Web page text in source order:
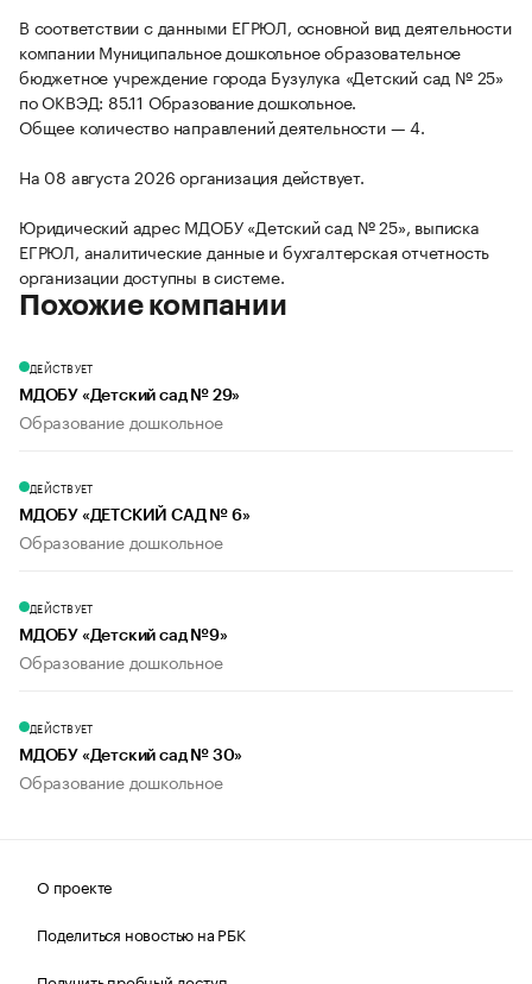
В соответствии с данными ЕГРЮЛ, основной вид деятельности
компании Муниципальное дошкольное образовательное
бюджетное учреждение города Бузулука «Детский сад № 25»
по ОКВЭД: 85.11 Образование дошкольное.
Общее количество направлений деятельности — 4.
На 08 августа 2026 организация действует.
Юридический адрес МДОБУ «Детский сад № 25», выписка
ЕГРЮЛ, аналитические данные и бухгалтерская отчетность
организации доступны в системе.
Похожие компании
ДЕЙСТВУЕТ
МДОБУ «Детский сад № 29»
Образование дошкольное
ДЕЙСТВУЕТ
МДОБУ «ДЕТСКИЙ САД № 6»
Образование дошкольное
ДЕЙСТВУЕТ
МДОБУ «Детский сад №9»
Образование дошкольное
ДЕЙСТВУЕТ
МДОБУ «Детский сад № 30»
Образование дошкольное
О проекте
Поделиться новостью на РБК